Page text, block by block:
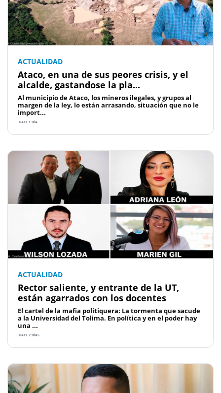
ACTUALIDAD
Ataco, en una de sus peores crisis, y el
alcalde, gastandose la pla...
Al municipio de Ataco, los mineros ilegales, y grupos al
margen de la ley, lo están arrasando, situación que no le
import...
HACE 1 DÍA
ACTUALIDAD
Rector saliente, y entrante de la UT,
están agarrados con los docentes
El cartel de la mafia politiquera: La tormenta que sacude
a la Universidad del Tolima. En política y en el poder hay
una ...
HACE 2 DÍAS